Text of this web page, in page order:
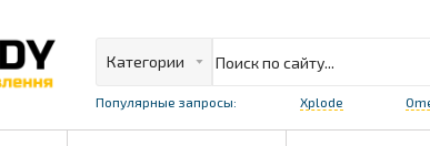
Популярные запросы: Xplode